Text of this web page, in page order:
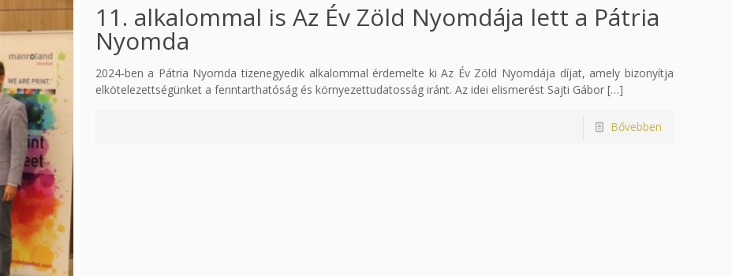
11. alkalommal is Az Év Zöld Nyomdája lett a Pátria
Nyomda
2024-ben a Pátria Nyomda tizenegyedik alkalommal érdemelte ki Az Év Zöld Nyomdája díjat, amely bizonyítja
elkötelezettségünket a fenntarthatóság és környezettudatosság iránt. Az idei elismerést Sajti Gábor[…]
Bővebben